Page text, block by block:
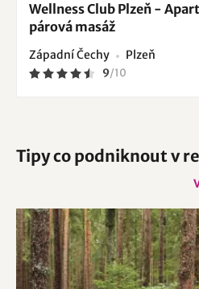
Wellness Club Plzeň -
párová masáž
Západní Čechy Plzeň
9/10
Tipy co podniknout v